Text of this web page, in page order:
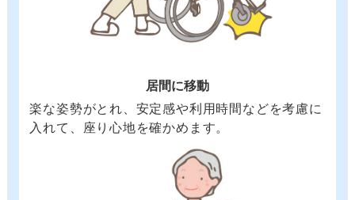
居間に移動
楽な姿勢がとれ、安定感や利用時間などを考慮に
入れて、座り心地を確かめます。